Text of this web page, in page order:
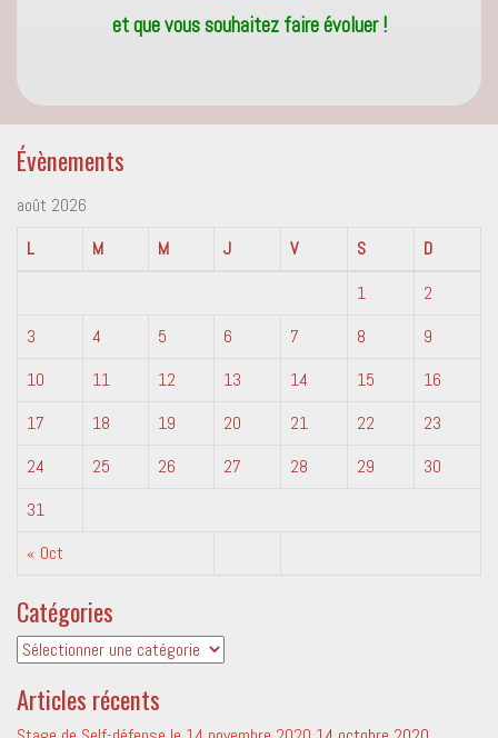
et que vous souhaitez faire évoluer !
Évènements
août 2026
L
M M J V S D
« Oct
1
2
3
4 5 6 7 8
9
10
11 12 13 14 15
16
17
18 19 20 21 22
23
24
25 26 27 28 29
30
31
Catégories
Catégories
Articles récents